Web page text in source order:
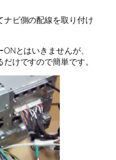
ビ側の配線を取り付け
とはいきませんが、
けですので簡単です。